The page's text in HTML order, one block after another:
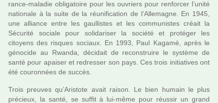
rance-mala­die obli­ga­toire pour les ouvriers pour ren­for­cer l’unité
natio­nale à la suite de la réu­ni­fi­ca­tion de l’Allemagne. En 1945,
une alliance entre les gaul­lis­tes et les com­mu­nis­tes créait la
Sécurité sociale pour soli­da­ri­ser la société et pro­té­ger les
citoyens des ris­ques sociaux. En 1993, Paul Kagamé, après le
géno­cide au Rwanda, déci­dait de recons­truire le sys­tème de
santé pour apai­ser et redres­ser son pays. Ces trois ini­tia­ti­ves ont
été cou­ron­nées de succès.
Trois preu­ves qu’Aristote avait raison. Le bien humain le plus
pré­cieux, la santé, se suffit à lui-même pour réus­sir un grand